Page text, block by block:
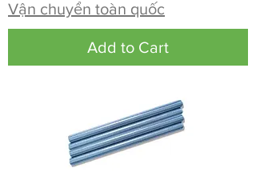
Vận chuyển toàn quốc
Add to Cart